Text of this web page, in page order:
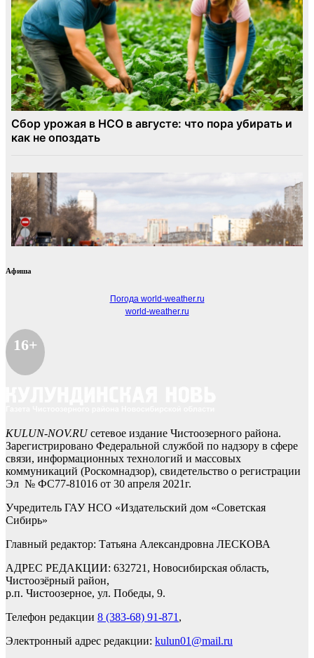
Афиша
Погода world-weather.ru
world-weather.ru
16+
KULUN-NOV.RUсетевое издание Чистоозерного района.
Зарегистрировано Федеральной службой по надзору в сфере
связи, информационных технологий и массовых
коммуникаций (Роскомнадзор), свидетельство о регистрации
Эл № ФС77-81016 от 30 апреля 2021г.
Учредитель ГАУ НСО «Издательский дом «Советская
Сибирь»
Главный редактор: Татьяна Александровна ЛЕСКОВА
АДРЕС РЕДАКЦИИ: 632721, Новосибирская область,
Чистоозёрный район,
р.п. Чистоозерное, ул. Победы, 9.
Телефон редакции 8 (383-68) 91-871 ,
Электронный адрес редакции: kulun01@mail.ru